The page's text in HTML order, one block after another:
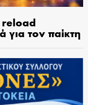
reload
τον παίκτη